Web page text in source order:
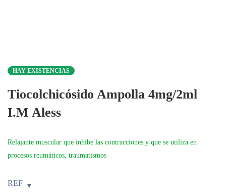
HAY EXISTENCIAS
Tiocolchicósido Ampolla 4mg/2ml
I.M Aless
Relajante muscular que inhibe las contracciones y que se utiliza en
procesos reumáticos, traumatismos
REF